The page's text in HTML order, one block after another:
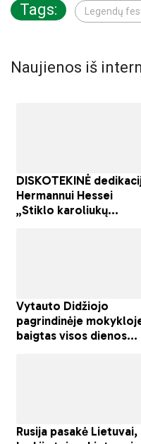
Tags:
Legendų
Naujienos iš